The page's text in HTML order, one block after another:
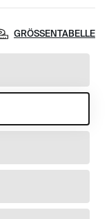
GRÖSSENTABELLE